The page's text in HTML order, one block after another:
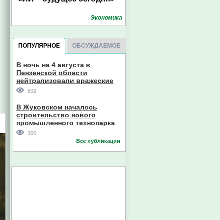
Экономика
ПОПУЛЯРНОЕ ОБСУЖДАЕМОЕ
В ночь на 4 августа в
Пензенской области
нейтрализовали вражеские
дроны
892
В Жуковском началось
строительство нового
промышленного технопарка
300
Все публикации